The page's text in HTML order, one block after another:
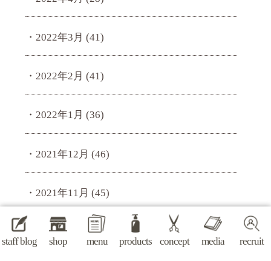
staff blog shop menu products concept media recruit
2022年3月 (41)
2022年2月 (41)
2022年1月 (36)
2021年12月 (46)
2021年11月 (45)
2021年10月(43)